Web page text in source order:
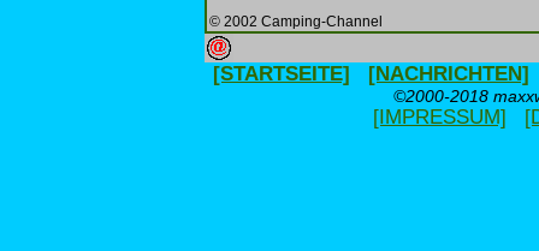
© 2002 Camping-Channel
[STARTSEITE] [NACHRICHTEN]
©2000-2018
[IMPRESSUM]